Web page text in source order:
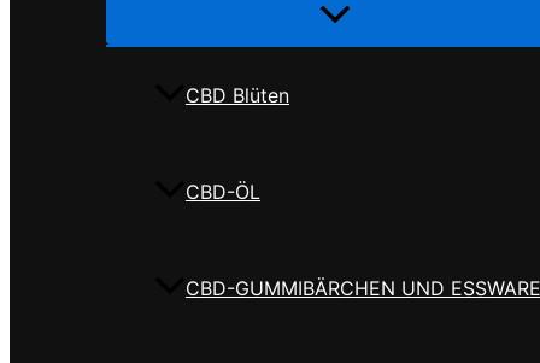
Menü
CBD Blüten
CBD-ÖL
CBD-GUMMIBÄRCHEN UND